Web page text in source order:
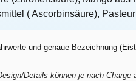
( Ascorbinsäure),
und genaue Bezeichnung
Details können je nach Charge